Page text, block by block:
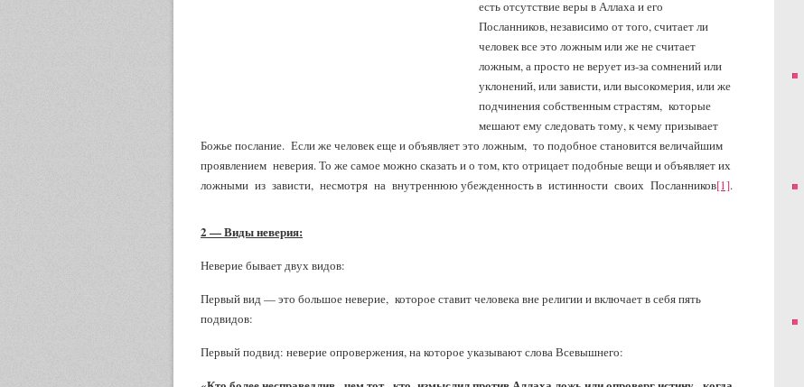
есть отсутствие веры в Аллаха и его
Посланников, независимо от того, считает ли
человек все это ложным или же не считает
ложным, а просто не верует из-за сомнений или
уклонений, или зависти, или высокомерия, или же
подчинения собственным страстям, которые
мешают ему следовать тому, к чему призывает
Божье послание. Если же человек еще и объявляет это ложным, то подобное становится величайшим
проявлением неверия. То же самое можно сказать и о том, кто отрицает подобные вещи и объявляет их
ложными из зависти, несмотря на внутреннюю убежденность в истинности своих Посланников[1].
2 — Виды неверия:
Неверие бывает двух видов:
Первый вид — это большое неверие, которое ставит человека вне религии и включает в себя пять
подвидов:
Первый подвид: неверие опровержения, на которое указывают слова Всевышнего: